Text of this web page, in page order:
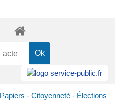
Papiers - Citoyenneté - Élections